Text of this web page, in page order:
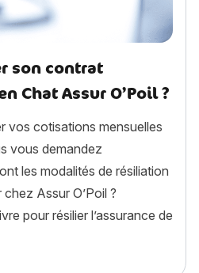
son contrat
Chat Assur O’Poil ?
vos cotisations mensuelles
vous demandez
les modalités de résiliation
Assur O’Poil ?
pour résilier l’assurance de